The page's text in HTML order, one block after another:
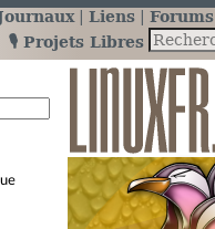
Liens Forums
🎙️ Projets Libres